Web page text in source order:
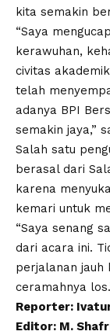
kita semakin
“Saya
kerawuhan,
civitas
telah
adanya BPI
semakin jaya,”
Salah satu
berasal dari
karena
kemari untuk
“Saya senang
dari acara ini.
perjalanan jauh
ceramahnya
Reporter:
Editor: M.